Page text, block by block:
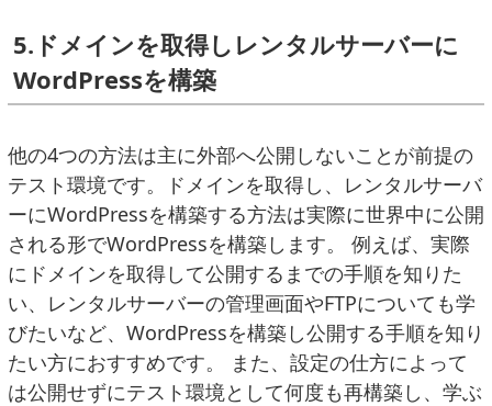
5.ドメインを取得しレンタルサーバーに
WordPressを構築
他の4つの方法は主に外部へ公開しないことが前提の
テスト環境です。ドメインを取得し、レンタルサーバ
ーにWordPressを構築する方法は実際に世界中に公開
される形でWordPressを構築します。 例えば、実際
にドメインを取得して公開するまでの手順を知りた
い、レンタルサーバーの管理画面やFTPについても学
びたいなど、WordPressを構築し公開する手順を知り
たい方におすすめです。 また、設定の仕方によって
は公開せずにテスト環境として何度も再構築し、学ぶ